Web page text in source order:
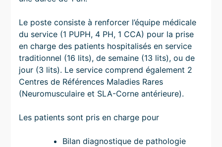
Le poste consiste à renforcer l’équipe médicale
du service (1 PUPH, 4 PH, 1 CCA) pour la prise
en charge des patients hospitalisés en service
traditionnel (16 lits), de semaine (13 lits), ou de
jour (3 lits). Le service comprend également 2
Centres de Références Maladies Rares
(Neuromusculaire et SLA-Corne antérieure).
Les patients sont pris en charge pour
Bilan diagnostique de pathologie